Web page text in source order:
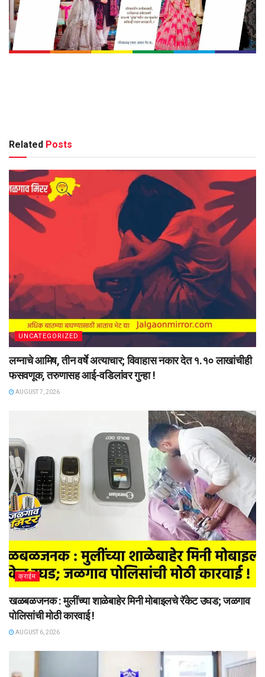
Related Posts
UNCATEGORIZED
लग्नाचे आमिष, तीन वर्षे अत्याचार; विवाहास नकार देत १.१० लाखांचीही
फसवणूक, तरुणासह आई-वडिलांवर गुन्हा !
AUGUST 7, 2026
क्राईम
खळबळजनक : मुलींच्या शाळेबाहेर मिनी मोबाइलचे रॅकेट उघड; जळगाव
पोलिसांची मोठी कारवाई !
AUGUST 6, 2026